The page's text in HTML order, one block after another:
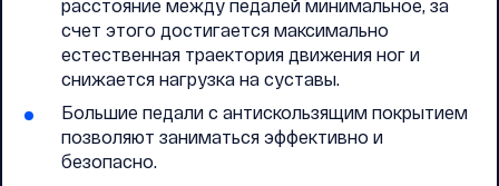
расстояние между педалей минимальное, за
счет этого достигается максимально
естественная траектория движения ног и
снижается нагрузка на суставы.
Большие педали с антискользящим покрытием
позволяют заниматься эффективно и
безопасно.